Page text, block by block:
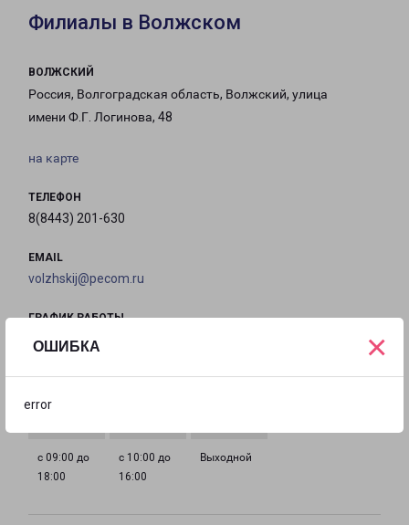
ОШИБКА
error
×
Филиалы в Волжском
ВОЛЖСКИЙ
Россия, Волгоградская область, Волжский, улица
имени Ф.Г. Логинова, 48
на карте
ТЕЛЕФОН
8(8443) 201-630
EMAIL
volzhskij@pecom.ru
ГРАФИК РАБОТЫ
с 09:00 до
с 09:00 до
с 09:00 до
с 09:00 до
с 09:00 до
18:00
с 10:00 до
16:00
Выходной